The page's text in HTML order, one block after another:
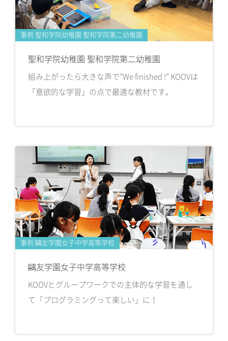
事例 聖和学院幼稚園 聖和学院第二幼稚園
聖和学院幼稚園 聖和学院第二幼稚園
組み上がったら大きな声で”We finished !” KOOVは
「意欲的な学習」の点で最適な教材です。
事例 鷗友学園女子中学高等学校
鷗友学園女子中学高等学校
KOOVとグループワークでの主体的な学習を通し
て「プログラミングって楽しい」に！